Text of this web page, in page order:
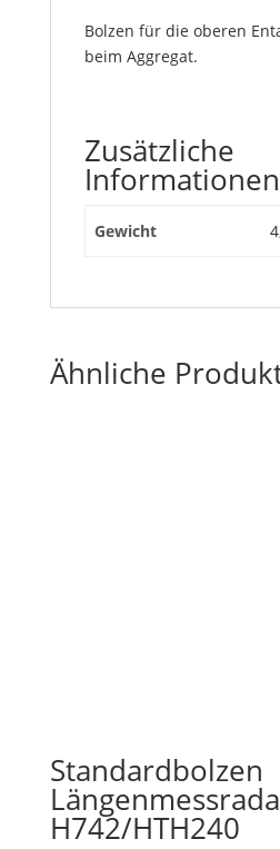
Bolzen für die oberen
beim Aggregat.
Zusätzliche
Informationen
Gewicht
Ähnliche
Standardbolzen
H742/HTH240